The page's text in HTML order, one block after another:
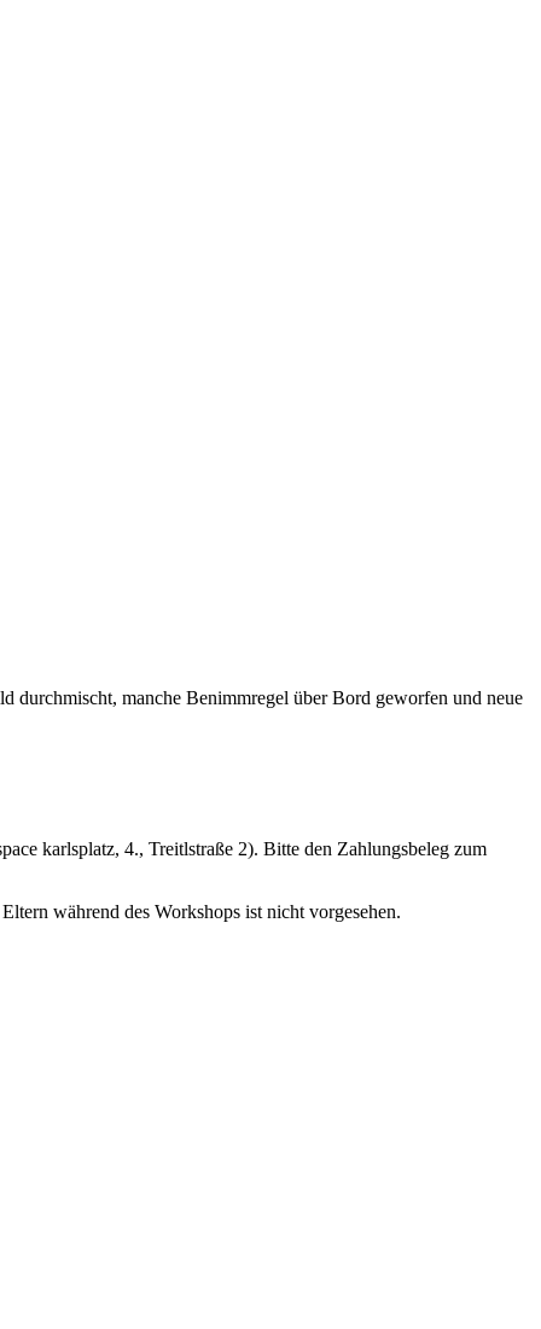
durchmischt, manche Benimmregel über Bord geworfen und neue
karlsplatz, 4., Treitlstraße 2). Bitte den Zahlungsbeleg zum
während des Workshops ist nicht vorgesehen.